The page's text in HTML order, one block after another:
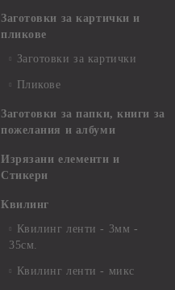
Заготовки за картички и
пликове
Заготовки за картички
Пликове
Заготовки за папки, книги за
пожелания и албуми
Изрязани елементи и
Стикери
Квилинг
Квилинг ленти - 3мм -
35см.
Квилинг ленти - микс